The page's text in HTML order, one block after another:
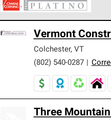
cumplen con estándares
ofrecer nuestra mejor
Vermont
Colchester, VT
(802) 540-0287
Three